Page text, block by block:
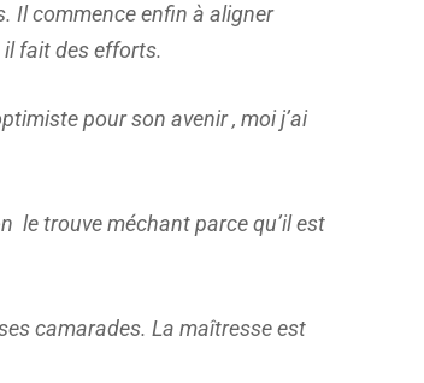
Il commence enfin à aligner
il fait des efforts.
pour son avenir , moi j’ai
le trouve méchant parce qu’il est
camarades. La maîtresse est